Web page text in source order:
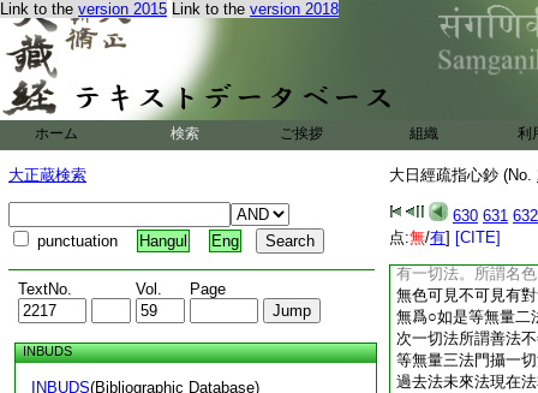
Link to the version 2015 Link to the version 2018
ホーム 検索 ご挨拶 組織 利
大正蔵検索
punctuation Hangul Eng
TextNo. Vol. Page
INBUDS
INBUDS(Bibliographic Database)
大日經疏指心鈔 (No.
630 631 632
点:無/有] [CITE]
切智。薩云若云一
也。故今經云一切
智也。故般若經等
一切如先説。名色
各相各各力各各因
得各各失。 一切
遍解知。以是故説
云。問曰。何等是
有一切法。所謂名
無色可見不可見有
無爲○如是等無量二
次一切法所謂善法
等無量三法門攝一
過去法未來法現在